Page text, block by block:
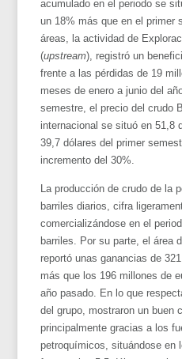
acumulado en el periodo se
un 18% más que en el primer
áreas, la actividad de
(upstream), registró un
frente a las pérdidas de 19
meses de enero a junio del
semestre, el precio del crudo
internacional se situó en 51,8
39,7 dólares del primer
incremento del 30%.
La producción de crudo de la
barriles diarios, cifra
comercializándose en el
barriles. Por su parte, el área
reportó unas ganancias de
más que los 196 millones de
año pasado. En lo que
del grupo, mostraron un buen
principalmente gracias a los
petroquímicos, situándose en